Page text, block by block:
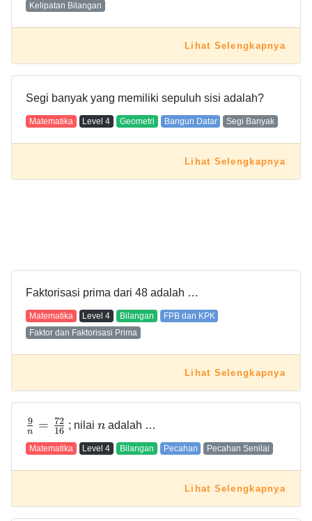
Kelipatan Bilangan
Lihat Selengkapnya
Segi banyak yang memiliki sepuluh sisi adalah?
Matematika Level 4 Geometri Bangun Datar Segi Banyak
Lihat Selengkapnya
Faktorisasi prima dari 48 adalah …
Matematika Level 4 Bilangan
FPB dan KPK
Faktor dan Faktorisasi Prima
Lihat Selengkapnya
n
9 = 16
72 ; nilai n adalah …
Matematika Level 4 Bilangan Pecahan Pecahan Senilai
Lihat Selengkapnya